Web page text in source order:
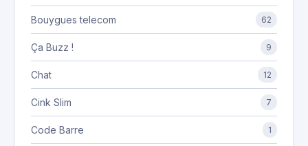
Bouygues telecom 62
Ça Buzz ! 9
Chat 12
Cink Slim 7
Code Barre 1